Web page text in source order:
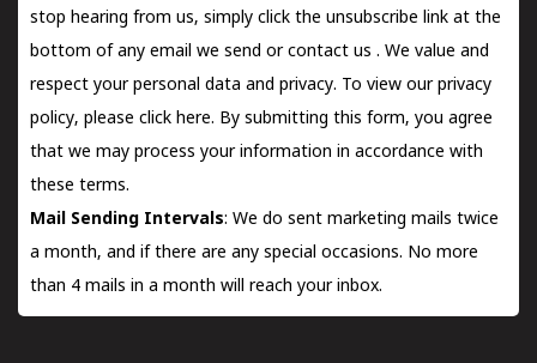
stop hearing from us, simply click the unsubscribe link at the
bottom of any email we send orcontact us . We value and
respect your personal data and privacy. To view our privacy
policy, please click here. By submitting this form, you agree
that we may process your information in accordance with
these terms.
Mail Sending Intervals: We do sent marketing mails twice
a month, and if there are any special occasions. No more
than 4 mails in a month will reach your inbox.